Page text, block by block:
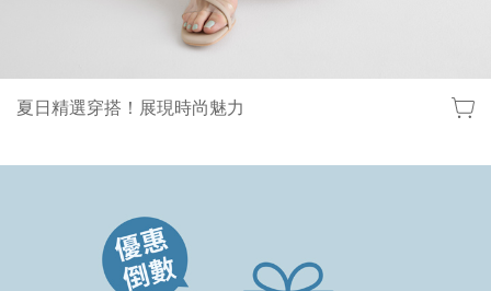
夏日精選穿搭！展現時尚魅力